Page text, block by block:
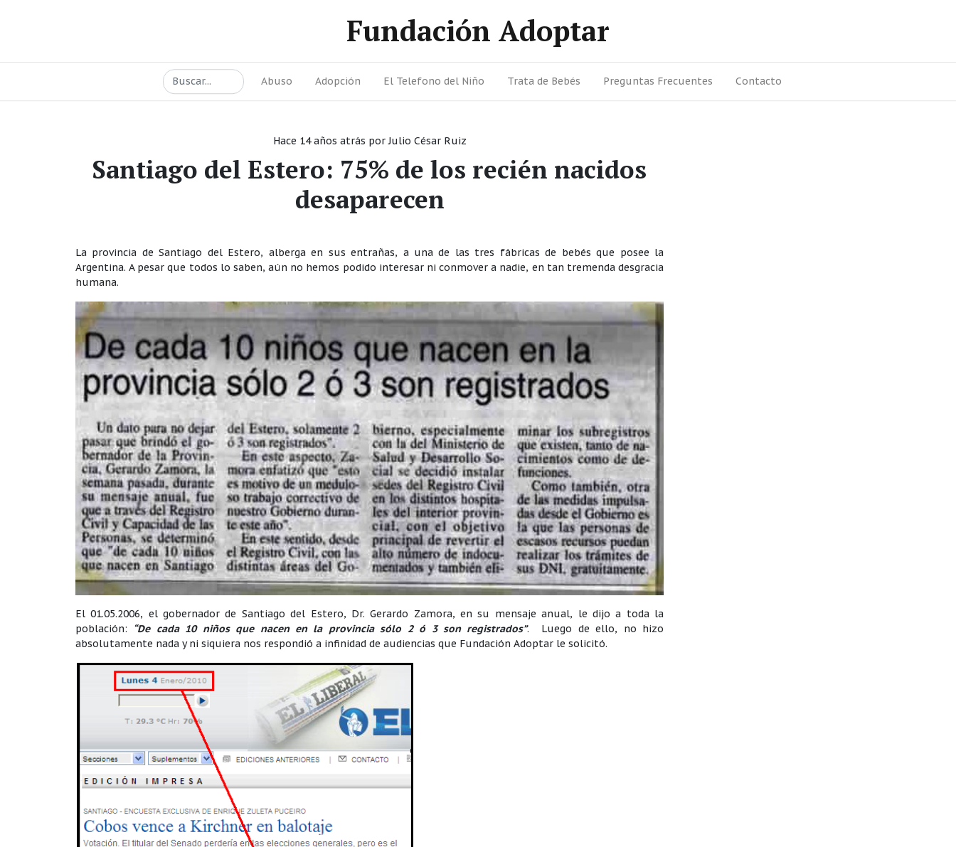
Fundación Adoptar
Abuso Adopción El Telefono del Niño Trata de Bebés Preguntas Frecuentes Contacto
Hace 14 años atrás porJulio César Ruiz
Santiago del Estero: 75% de los recién nacidos
desaparecen
La provincia de Santiago del Estero, alberga en sus entrañas, a una de las tres fábricas de bebés que posee la
Argentina. A pesar que todos lo saben, aún no hemos podido interesar ni conmover a nadie, en tan tremenda desgracia
humana.
El 01.05.2006, el gobernador de Santiago del Estero, Dr. Gerardo Zamora, en su mensaje anual, le dijo a toda la
población: “De cada 10 niños que nacen en la provincia sólo 2 ó 3 son registrados”. Luego de ello, no hizo
absolutamente nada y ni siquiera nos respondió a infinidad de audiencias que Fundación Adoptar le solicitó.